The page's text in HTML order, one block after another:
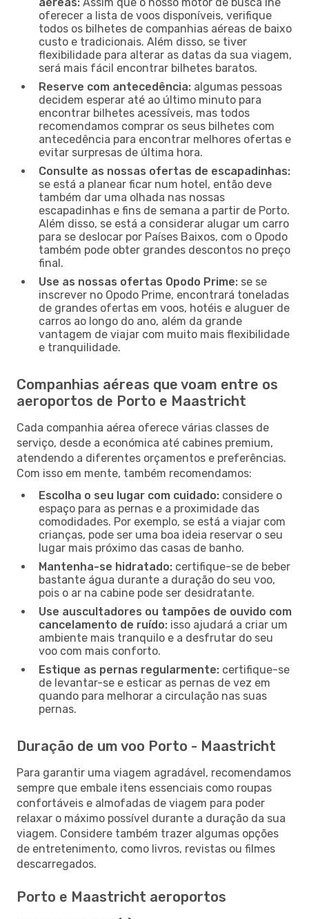
oferecer a lista de voos disponíveis, verifique
todos os bilhetes de companhias aéreas de baixo
custo e tradicionais. Além disso, se tiver
flexibilidade para alterar as datas da sua viagem,
será mais fácil encontrar bilhetes baratos.
Reserve com antecedência: algumas pessoas
decidem esperar até ao último minuto para
encontrar bilhetes acessíveis, mas todos
recomendamos comprar os seus bilhetes com
antecedência para encontrar melhores ofertas e
evitar surpresas de última hora.
Consulte as nossas ofertas de escapadinhas:
se está a planear ficar num hotel, então deve
também dar uma olhada nas nossas
escapadinhas e fins de semana a partir de Porto.
Além disso, se está a considerar alugar um carro
para se deslocar por Países Baixos, com o Opodo
também pode obter grandes descontos no preço
final.
Use as nossas ofertas Opodo Prime: se se
inscrever no Opodo Prime, encontrará toneladas
de grandes ofertas em voos, hotéis e aluguer de
carros ao longo do ano, além da grande
vantagem de viajar com muito mais flexibilidade
e tranquilidade.
Companhias aéreas que voam entre os
aeroportos de Porto e Maastricht
Cada companhia aérea oferece várias classes de
serviço, desde a económica até cabines premium,
atendendo a diferentes orçamentos e preferências.
Com isso em mente, também recomendamos:
Escolha o seu lugar com cuidado: considere o
espaço para as pernas e a proximidade das
comodidades. Por exemplo, se está a viajar com
crianças, pode ser uma boa ideia reservar o seu
lugar mais próximo das casas de banho.
Mantenha-se hidratado: certifique-se de beber
bastante água durante a duração do seu voo,
pois o ar na cabine pode ser desidratante.
Use auscultadores ou tampões de ouvido com
cancelamento de ruído: isso ajudará a criar um
ambiente mais tranquilo e a desfrutar do seu
voo com mais conforto.
Estique as pernas regularmente: certifique-se
de levantar-se e esticar as pernas de vez em
quando para melhorar a circulação nas suas
pernas.
Duração de um voo Porto - Maastricht
Para garantir uma viagem agradável, recomendamos
sempre que embale itens essenciais como roupas
confortáveis e almofadas de viagem para poder
relaxar o máximo possível durante a duração da sua
viagem. Considere também trazer algumas opções
de entretenimento, como livros, revistas ou filmes
descarregados.
Porto e Maastricht aeroportos